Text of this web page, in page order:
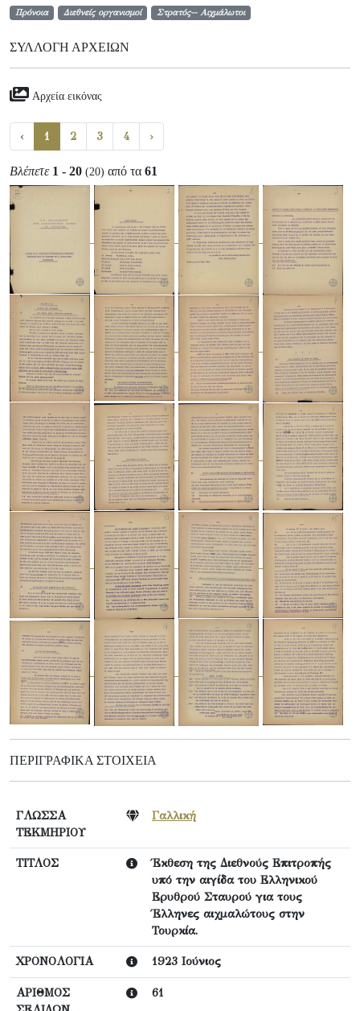
Πρόνοια Διεθνείς οργανισμοί Στρατός-- Αιχμάλωτοι
ΣΥΛΛΟΓΉ ΑΡΧΕΊΩΝ
Αρχεία εικόνας
‹ 1 2 3 4 ›
Βλέπετε 1 - 20 (20) από τα 61
ΠΕΡΙΓΡΑΦΙΚΆ ΣΤΟΙΧΕΊΑ
ΓΛΩΣΣΑ
ΤΕΚΜΗΡΙΟΥ
Γαλλική
ΤΙΤΛΟΣ
Έκθεση της Διεθνούς Επιτροπής
υπό την αιγίδα του Ελληνικού
Ερυθρού Σταυρού για τους
Έλληνες αιχμαλώτους στην
Τουρκία.
ΧΡΟΝΟΛΟΓΙΑ 1923 Ιούνιος
ΑΡΙΘΜΟΣ
61